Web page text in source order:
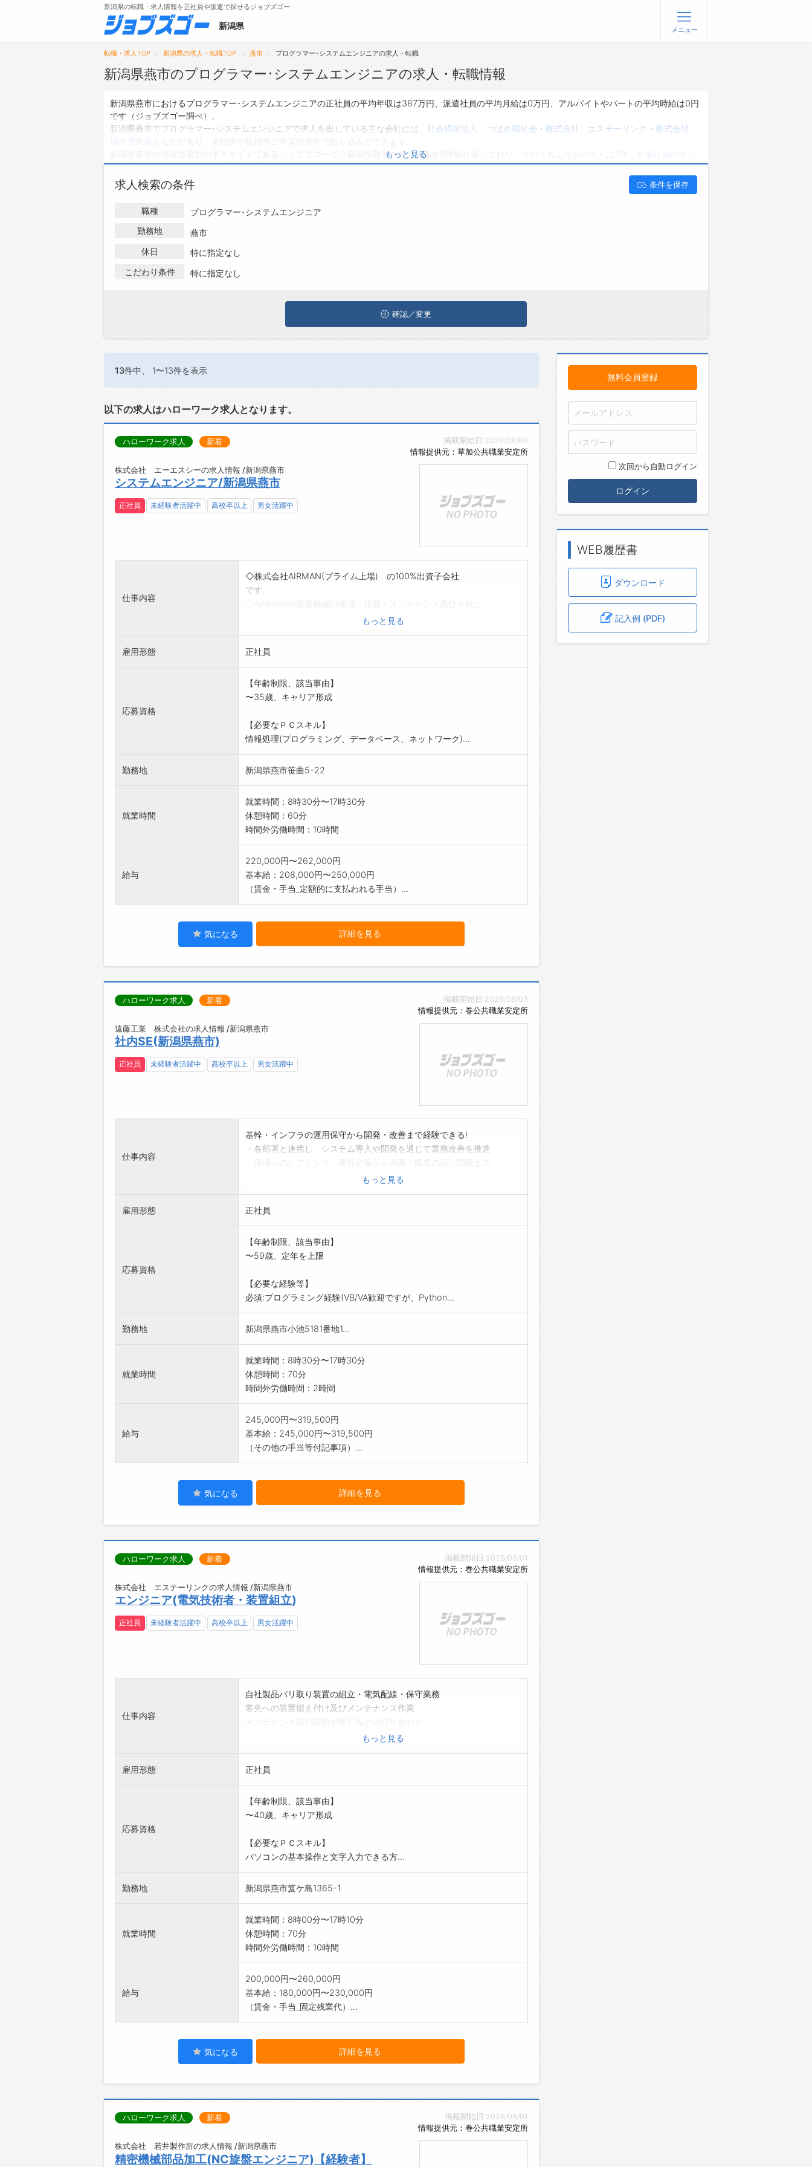
無料会員登録
メニュー
トップ
転職支援サービスについて
転職ノウハウ(応募書類の書き方・面接対策な
転職・採用コラム
ジョブズゴーについて
会社概要
新潟県の転職・求人情報を正社員や派遣で探せるジョブズゴー
新潟県 メニュー
転職・求人TOP 新潟県の求人・転職TOP 燕市 プログラマー･システムエンジニアの求人・転職
新潟県燕市のプログラマー･システムエンジニアの求人・転職情報
新潟県燕市におけるプログラマー･システムエンジニアの正社員の平均年収は387万円、派遣社員の平均月給は0万円、アルバイトやパートの平均時給は0円
です（ジョブズゴー調べ）。
新潟県燕市でプログラマー･システムエンジニアで求人を出している主な会社には、 社会福祉法人 つばめ福祉会 ・ 株式会社 エステーリンク ・ 株式会社
新潟県燕市の地域密着型の求人サイトであるジョブズゴーでは新潟県燕市の求人情報を8件取り扱っており、そのうち
は0件、アルバイト・パートの求人は0件です。
ハローワークにはない求人も多数扱っており、転職だけでなく、第二新卒から50代・60代以上の方の再就職も可能です。 新潟県燕市でプログラマー･シス
テムエンジニアの求人・転職情報を探している方は、ぜひ興味のある職種に応募してみてくださいね。
もっと見る
求人検索の条件 条件を保存
職種
プログラマー･システムエンジニア
勤務地
燕市
休日
特に指定なし
こだわり条件
特に指定なし
確認／変更
13件中、 1〜13件を表示
以下の求人はハローワーク求人となります。
掲載開始日:2026/08/06
情報提供元：草加公共職業安定所
ハローワーク求人 新着
株式会社 エーエスシーの求人情報 /新潟県燕市
システムエンジニア/新潟県燕市
正社員 未経験者活躍中 高校卒以上 男女活躍中
仕事内容
◇株式会社AIRMAN(プライム上場) の100%出資子会社
です。
付随す る部品販売を行っています。
◇社内教育の教材作成
変更範囲:変更なし
もっと見る
雇用形態 正社員
応募資格
【年齢制限、該当事由】
〜35歳、キャリア形成
【必要なＰＣスキル】
情報処理(プログラミング、データベース、ネットワーク)...
勤務地 新潟県燕市笹曲5-22
就業時間
就業時間：8時30分〜17時30分
休憩時間：60分
時間外労働時間：10時間
給与
220,000円〜262,000円
基本給：208,000円〜250,000円
（賃金・手当_定額的に支払われる手当）...
気になる 詳細を見る
掲載開始日:2026/08/03
情報提供元：巻公共職業安定所
ハローワーク求人 新着
遠藤工業 株式会社の求人情報 /新潟県燕市
社内SE(新潟県燕市)
正社員 未経験者活躍中 高校卒以上 男女活躍中
仕事内容
基幹・インフラの運用保守から開発・改善まで経験できる!
・各部署と連携し、システム導入や開発を通じて業務改善を推進
・基幹システム、Office365等、社内システムの保守改修
・業務自動化ツールの提案・作成で社内DXと効率化をリード
変更範囲:会社の定める業務
もっと見る
雇用形態 正社員
応募資格
【年齢制限、該当事由】
〜59歳、定年を上限
【必要な経験等】
必須:プログラミング経験(VB/VA歓迎ですが、Python...
勤務地 新潟県燕市小池5181番地1...
就業時間
就業時間：8時30分〜17時30分
休憩時間：70分
時間外労働時間：2時間
給与
245,000円〜319,500円
基本給：245,000円〜319,500円
（その他の手当等付記事項）...
気になる 詳細を見る
掲載開始日:2026/08/01
情報提供元：巻公共職業安定所
ハローワーク求人 新着
株式会社 エステーリンクの求人情報 /新潟県燕市
エンジニア(電気技術者・装置組立)
正社員 未経験者活躍中 高校卒以上 男女活躍中
仕事内容
自社製品バリ取り装置の組立・電気配線・保守業務
客先への装置据え付け及びメンテナンス作業
*技術習得はOJTにより行いますもっと見る
雇用形態 正社員
応募資格
【年齢制限、該当事由】
〜40歳、キャリア形成
【必要なＰＣスキル】
パソコンの基本操作と文字入力できる方...
勤務地 新潟県燕市笈ケ島1365-1
就業時間
就業時間：8時00分〜17時10分
休憩時間：70分
時間外労働時間：10時間
給与
200,000円〜260,000円
基本給：180,000円〜230,000円
（賃金・手当_固定残業代）...
気になる 詳細を見る
掲載開始日:2026/08/01
情報提供元：巻公共職業安定所
ハローワーク求人 新着
株式会社 若井製作所の求人情報 /新潟県燕市
精密機械部品加工(NC旋盤エンジニア)【経験者】
無料会員登録
次回から自動ログイン
ログイン
WEB履歴書
ダウンロード
記入例 (PDF)